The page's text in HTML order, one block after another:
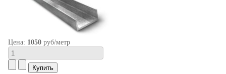
Цена: 1050руб/метр